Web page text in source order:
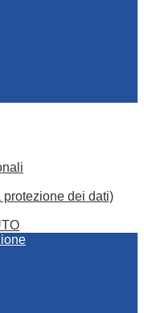
dei dati)